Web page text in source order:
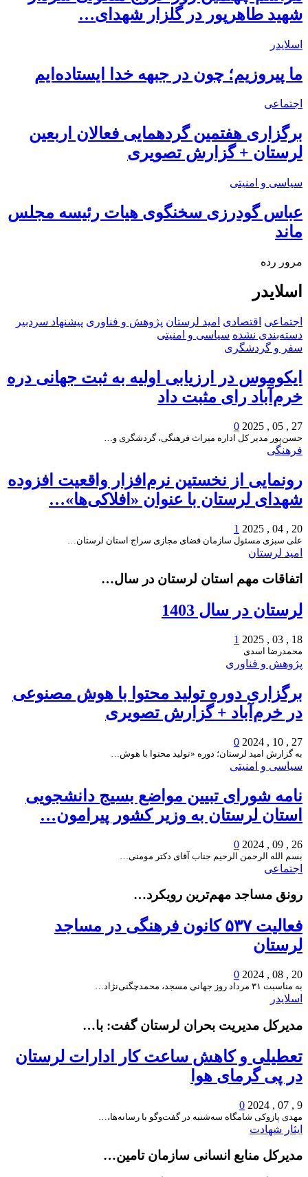
شهید طاهرپور در گلزار شهدای…
اسلایدر
ما پیروزیم؛ چون در جبهه خدا ایستاده‌ایم
اجتماعی
برگزاری هفتمین گردهمایی فعالان اربعین
لرستان + گزارش تصویری
سیاسی و امنیتی
عباس گودرزی سخنگوی هیات رئیسه مجلس
ماند
مرور رده
اسلایدر
اجتماعی اقتصادی امید لرستان پژوهش و فناوری پیشنهاد سردبیر
دسته‌بندی نشده سیاسی و امنیتی
سفر و گردشگری
ایکوموس در ارزیابی اولیه به ثبت جهانی دره
خرم‌آباد رای مثبت داد
27 , 05 , 2025
0
حسن‌پور مدیر کل اداره میراث فرهنگی، گردشگری و…
فرهنگی
رونمایی از نخستین نرم‌افزار واقعیت افزوده
شهدای لرستان با عنوان «افلاکی‌ها»…
20 , 04 , 2025
1
علی سبزی مسئول سازمان فضای مجازی سراج استان لرستان…
امید لرستان
اتفاقات مهم استان لرستان در سال…
لرستان در سال 1403
18 , 03 , 2025
1
محمدرضا اسدی
پژوهش و فناوری
برگزاری دوره تولید محتوا با هوش مصنوعی
در خرم‌آباد + گزارش تصویری
27 , 10 , 2024
0
به گزارش امید لرستان؛ دوره «تولید محتوا با هوش…
سیاسی و امنیتی
نامه شورای تبیین مواضع بسیج دانشجویی
استان لرستان به وزیر کشور پیرامون…
26 , 09 , 2024
0
بسم الله الرحمن الرحیم جناب آقای دکتر مومنی…
اجتماعی
رونق مساجد مهم‌ترین رویکرد…
فعالیت ۵۳۷ کانون فرهنگی در مساجد
لرستان
20 , 08 , 2024
0
به مناسبت ۳۱ مرداد روز جهانی مسجد، محمدچگنی‌نژاد…
اسلایدر
مدیرکل مدیریت بحران لرستان گفت: با…
تعطیلی و کاهش ساعت کار ادارات لرستان
در پی گرمای هوا
9 , 07 , 2024
0
مهدی پازوکی شامگاه سه‌شنبه در گفت‌وگو با رسانه‌ها،…
ایثار شهادت
مدیرکل منابع انسانی سازمان تامین…